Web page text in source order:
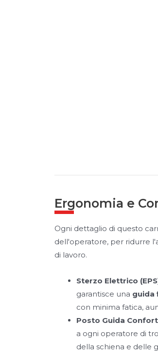
Ergonomia e
Ogni dettaglio di questo
dell'operatore, per ridurre
di lavoro.
Sterzo Elettrico
garantisce una guida
con minima fatica,
Posto Guida
a ogni operatore di
della schiena e delle